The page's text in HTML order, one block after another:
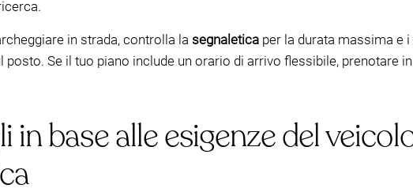
in strada, controlla la segnaletica per la durata massima e
posto. Se il tuo piano include un orario di arrivo flessibile, prenotare
in base alle esigenze del